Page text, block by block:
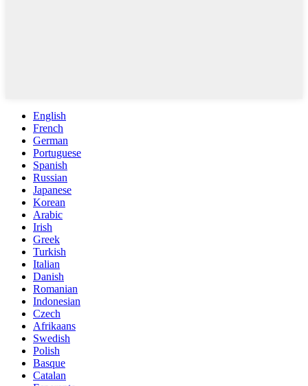
English
French
German
Portuguese
Spanish
Russian
Japanese
Korean
Arabic
Irish
Greek
Turkish
Italian
Danish
Romanian
Indonesian
Czech
Afrikaans
Swedish
Polish
Basque
Catalan